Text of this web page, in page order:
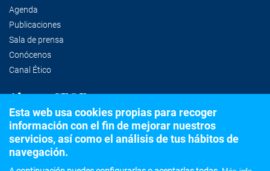
Agenda
Publicaciones
Sala de prensa
Conócenos
Canal Ético
Alertas CEOE
Suscríbete a la newsletter
Esta web usa cookies propias para recoger
información con el fin de mejorar nuestros
servicios, así como el análisis de tus hábitos de
navegación.